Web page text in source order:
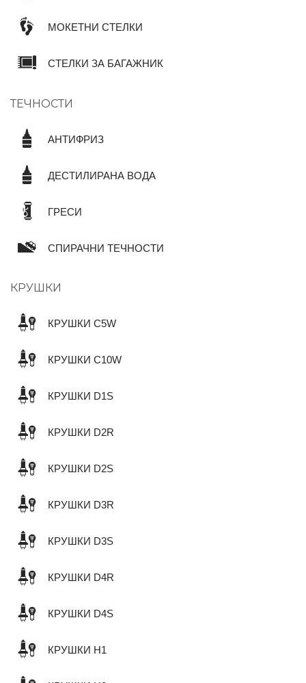
МОКЕТНИ СТЕЛКИ
СТЕЛКИ ЗА БАГАЖНИК
ТЕЧНОСТИ
АНТИФРИЗ
ДЕСТИЛИРАНА ВОДА
ГРЕСИ
СПИРАЧНИ ТЕЧНОСТИ
КРУШКИ
КРУШКИ C5W
КРУШКИ C10W
КРУШКИ D1S
КРУШКИ D2R
КРУШКИ D2S
КРУШКИ D3R
КРУШКИ D3S
КРУШКИ D4R
КРУШКИ D4S
КРУШКИ H1